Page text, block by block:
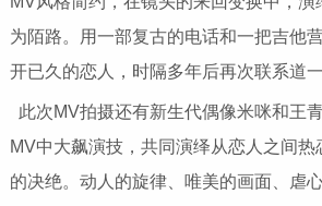
为陌路。用一部复古的电话和一把吉他
开已久的恋人，时隔多年后再次联系道
此次MV拍摄还有新生代偶像米咪和王
MV中大飙演技，共同演绎从恋人之间
的决绝。动人的旋律、唯美的画面、虐